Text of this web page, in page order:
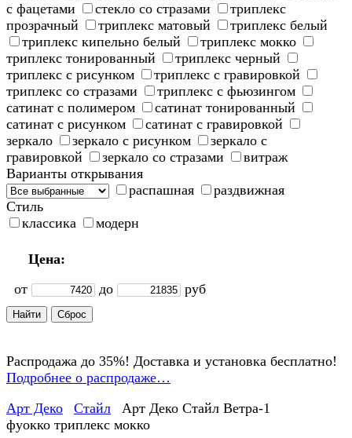
с фацетами
стекло со стразами
триплекс
прозрачный
триплекс матовый
триплекс белый
триплекс кипельно белый
триплекс мокко
триплекс тонированный
триплекс черный
триплекс с рисунком
триплекс с гравировкой
триплекс со стразами
триплекс с фьюзингом
сатинат с полимером
сатинат тонированный
сатинат с рисунком
сатинат с гравировкой
зеркало
зеркало с рисунком
зеркало с
гравировкой
зеркало со стразами
витраж
Варианты открывания
распашная
раздвижная
Стиль
классика
модерн
Цена:
от
до руб
Распродажа до 35%! Доставка и установка бесплатно!
Подробнее о распродаже…
Арт Деко
Стайл
Арт Деко Стайл Ветра-1
фуокко триплекс мокко